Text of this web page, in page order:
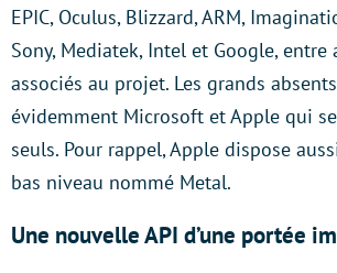
EPIC, Oculus, Blizzard, ARM,
Sony, Mediatek, Intel et Google, entre
associés au projet. Les grands
évidemment Microsoft et Apple qui
seuls. Pour rappel, Apple dispose
bas niveau nommé Metal.
Une nouvelle API d’une portée